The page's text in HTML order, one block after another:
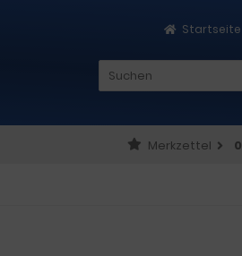
Startseite
Merkzettel 0